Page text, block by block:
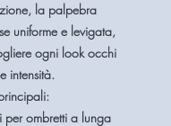
la palpebra
uniforme e levigata,
ogni look occhi
intensità.
per ombretti a lunga